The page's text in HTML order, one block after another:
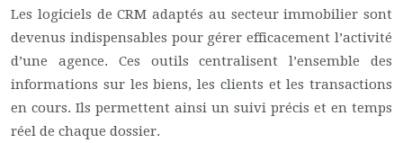
Les logiciels de CRM adaptés au secteur immobilier sont
devenus indispensables pour gérer efficacement l’activité
d’une agence. Ces outils centralisent l’ensemble des
informations sur les biens, les clients et les transactions
en cours. Ils permettent ainsi un suivi précis et en temps
réel de chaque dossier.